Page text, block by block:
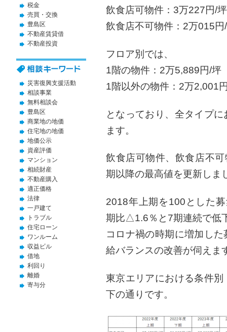
飲食店可物件：3万227円/
飲食店不可物件：2万015
フロア別では、
1階の物件：2万5,889円/坪
1階以外の物件：2万2,001
となっており、全タイプ
ます。
飲食店可物件、飲食店不
期以降の最高値を更新しま
2018年上期を100とした
期比△1.6％と7期連続で低
コロナ禍の時期に増加し
給バランスの改善が伺えま
東京エリアにおける条件
下の通りです。
税金
売買・交換
豊島区
不動産賃貸借
不動産投資
災害復興支援活動
相談事業
無料相談会
豊島区
商業地の地価
住宅地の地価
地価公示
資産評価
マンション
相続財産
不動産購入
適正価格
法律
一戸建て
トラブル
住宅ローン
ワンルーム
収益ビル
借地
利回り
離婚
寄与分